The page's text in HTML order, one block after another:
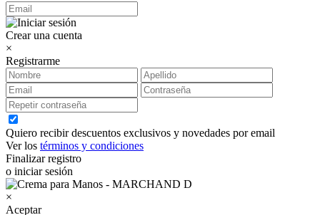
Crear una cuenta
×
Registrarme
Quiero recibir descuentos exclusivos y novedades por email
Ver los términos y condiciones
Finalizar registro
o iniciar sesión
×
Aceptar